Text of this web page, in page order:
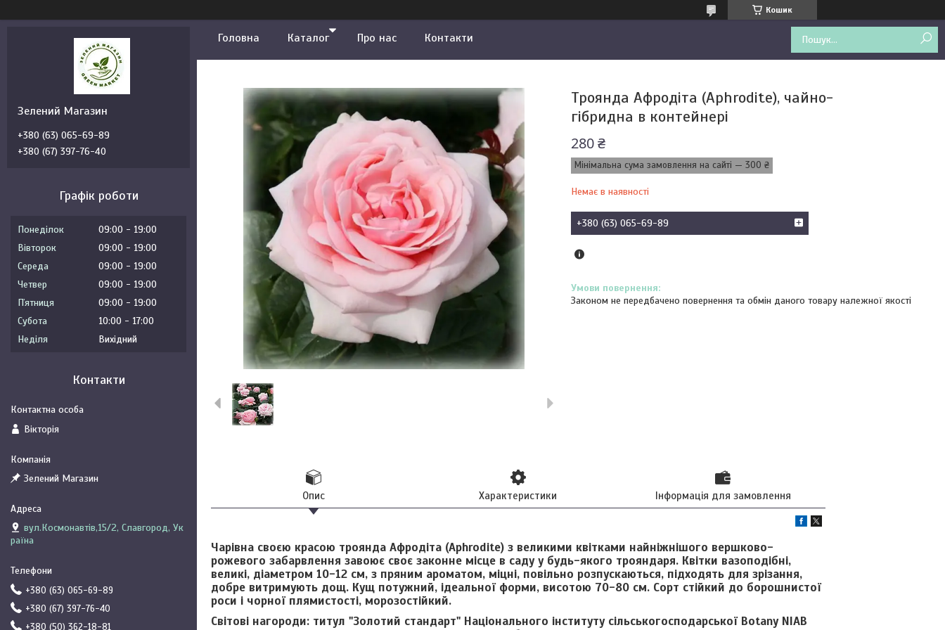
Кошик
Головна Каталог Про нас Контакти
Троянда Афродіта (Aphrodite), чайно-
гібридна в контейнері
280 ₴
Мінімальна сума замовлення на сайті — 300 ₴
Немає в наявності
+380 (63) 065-69-89
Законом не передбачено повернення та обмін даного товару належної якості
Опис Характеристики Інформація для замовлення
Чарівна своєю красою троянда Афродіта (Aphrodite) з великими квітками найніжнішого вершково-
рожевого забарвлення завоює своє законне місце в саду у будь-якого трояндаря. Квітки вазоподібні,
великі, діаметром 10-12 см, з пряним ароматом, міцні, повільно розпускаються, підходять для зрізання,
добре витримують дощ. Кущ потужний, ідеальної форми, висотою 70-80 см. Сорт стійкий до борошнистої
роси і чорної плямистості, морозостійкий.
Світові нагороди: титул "Золотий стандарт" Національного інституту сільськогосподарської Botany NIAB
Зелений Магазин
+380 (63) 065-69-89
+380 (67) 397-76-40
Графік роботи
Понеділок 09:00
19:00
Вівторок
09:00
19:00
Середа
09:00
19:00
Четвер
09:00
19:00
Пʼятниця
09:00
19:00
Субота
10:00
17:00
Неділя
Вихідний
Контакти
Вікторія
Зелений Магазин
вул.Космонавтів,15/2, Славгород, Ук
раїна
+380 (63) 065-69-89
+380 (67) 397-76-40
+380 (50) 362-18-81